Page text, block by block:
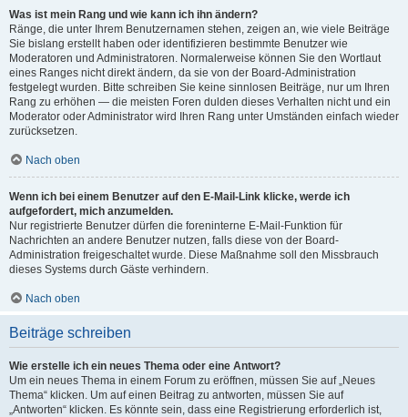
Was ist mein Rang und wie kann ich ihn ändern?
Ränge, die unter Ihrem Benutzernamen stehen, zeigen an, wie viele Beiträge
Sie bislang erstellt haben oder identifizieren bestimmte Benutzer wie
Moderatoren und Administratoren. Normalerweise können Sie den Wortlaut
eines Ranges nicht direkt ändern, da sie von der Board-Administration
festgelegt wurden. Bitte schreiben Sie keine sinnlosen Beiträge, nur um Ihren
Rang zu erhöhen — die meisten Foren dulden dieses Verhalten nicht und ein
Moderator oder Administrator wird Ihren Rang unter Umständen einfach wieder
zurücksetzen.
Nach oben
Wenn ich bei einem Benutzer auf den E-Mail-Link klicke, werde ich
aufgefordert, mich anzumelden.
Nur registrierte Benutzer dürfen die foreninterne E-Mail-Funktion für
Nachrichten an andere Benutzer nutzen, falls diese von der Board-
Administration freigeschaltet wurde. Diese Maßnahme soll den Missbrauch
dieses Systems durch Gäste verhindern.
Nach oben
Beiträge schreiben
Wie erstelle ich ein neues Thema oder eine Antwort?
Um ein neues Thema in einem Forum zu eröffnen, müssen Sie auf „Neues
Thema“ klicken. Um auf einen Beitrag zu antworten, müssen Sie auf
„Antworten“ klicken. Es könnte sein, dass eine Registrierung erforderlich ist,